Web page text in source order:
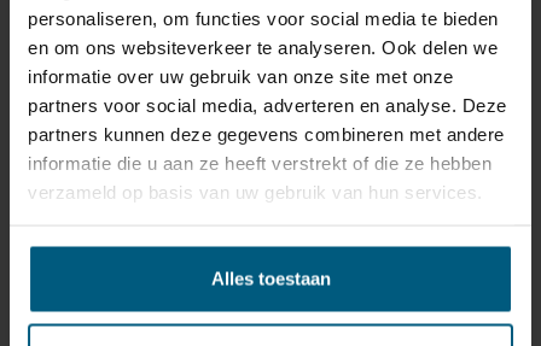
personaliseren, om functies voor social media te bieden
en om ons websiteverkeer te analyseren. Ook delen we
informatie over uw gebruik van onze site met onze
partners voor social media, adverteren en analyse. Deze
partners kunnen deze gegevens combineren met andere
informatie die u aan ze heeft verstrekt of die ze hebben
verzameld op basis van uw gebruik van hun services.
Alles toestaan
HOCH-TIEF-BODEN
1.415,00